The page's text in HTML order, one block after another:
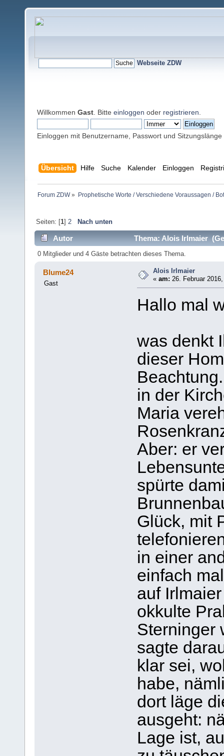
Webseite ZDW
Willkommen Gast . Bitte einloggen oder registrieren
Einloggen mit Benutzername, Passwort und Sitzungslänge
Übersicht Hilfe Suche Kalender Einloggen
Forum ZDW» Prophetische Worte / Verschiedene Voraussagen /
Seiten: [1] 2 Nach unten
Autor Thema: Alois Irlmaier
0 Mitglieder und 4 Gäste betrachten dieses Thema.
Blume24
Gast
Alois Irlmaier
«am: 26. Februar
Hallo mal
was denkt
dieser
in der
Maria
Aber: er
spürte
Glück, mit
in einer
einfach
auf
okkulte
Sterninger
sagte
klar sei,
habe,
dort läge
ausgeht:
Lage ist,